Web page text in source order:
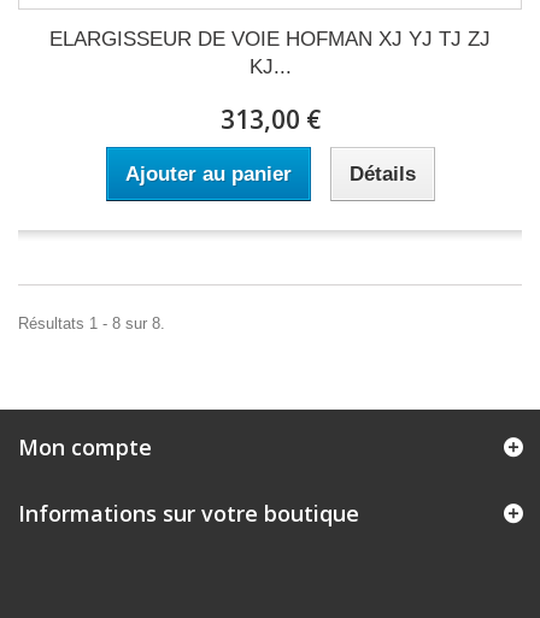
ELARGISSEUR DE VOIE HOFMAN XJ YJ TJ ZJ
KJ...
313,00 €
Ajouter au panier Détails
Résultats 1 - 8 sur 8.
Mon compte
Informations sur votre boutique